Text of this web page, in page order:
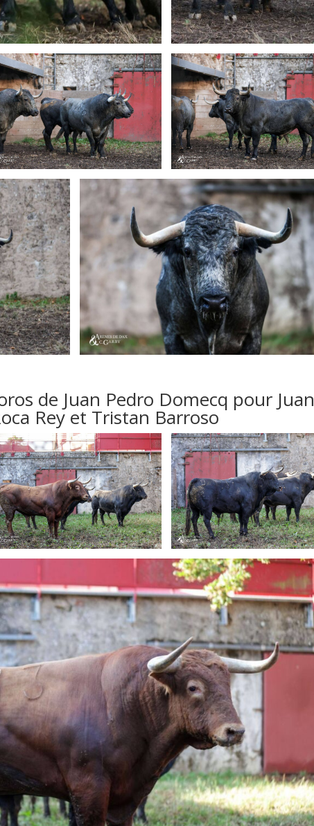
de Juan Pedro Domecq pour Juan
Rey et Tristan Barroso